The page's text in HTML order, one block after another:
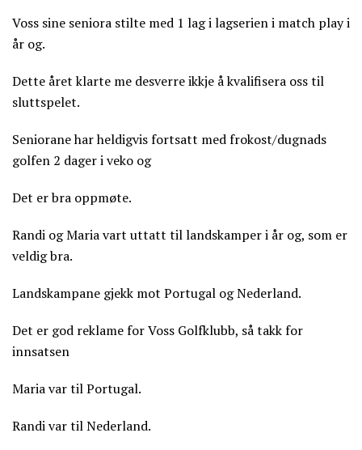
Voss sine seniora stilte med 1 lag i lagserien i match play i
år og.
Dette året klarte me desverre ikkje å kvalifisera oss til
sluttspelet.
Seniorane har heldigvis fortsatt med frokost/dugnads
golfen 2 dager i veko og
Det er bra oppmøte.
Randi og Maria vart uttatt til landskamper i år og, som er
veldig bra.
Landskampane gjekk mot Portugal og Nederland.
Det er god reklame for Voss Golfklubb, så takk for
innsatsen
Maria var til Portugal.
Randi var til Nederland.